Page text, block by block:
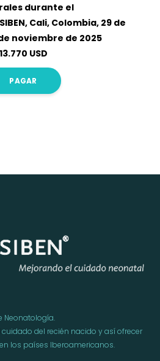
durante el
Cali, Colombia, 29 de
noviembre de 2025
13.770 USD
PAGAR
Neonatología.
del recién nacido y así ofrecer
los países Iberoamericanos.